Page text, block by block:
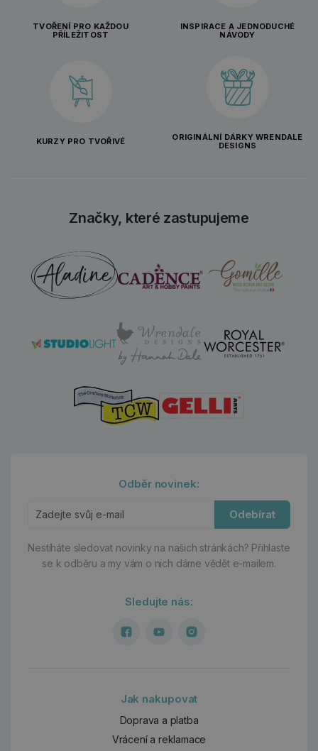
TVOŘENÍ PRO KAŽDOU
PŘÍLEŽITOST
INSPIRACE A JEDNODUCHÉ
NÁVODY
KURZY PRO TVOŘIVÉ
ORIGINÁLNÍ DÁRKY WRENDALE
DESIGNS
Značky, které zastupujeme
Odběr novinek:
Odebírat
Nestíháte sledovat novinky na našich stránkách? Přihlaste
se k odběru a my vám o nich dáme vědět e-mailem.
Sledujte nás:
Jak nakupovat
Doprava a platba
Vrácení a reklamace